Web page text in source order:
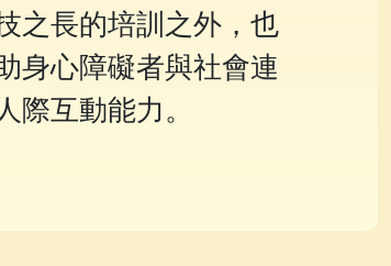
之長的培訓之外，也
身心障礙者與社會連
際互動能力。